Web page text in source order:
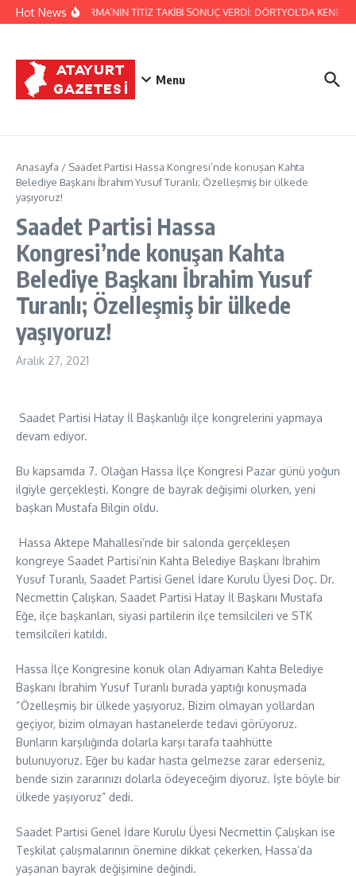
İçeriğe atla
Hot NewsJANDARMA’NIN TİTİZ TAKİBİ SONUÇ VERDİ: DÖRTYOL’DA
Menu
Anasayfa / Saadet Partisi Hassa Kongresi’nde konuşan Kahta
Belediye Başkanı İbrahim Yusuf Turanlı; Özelleşmiş bir ülkede
yaşıyoruz!
Saadet Partisi Hassa
Kongresi’nde konuşan Kahta
Belediye Başkanı İbrahim Yusuf
Turanlı; Özelleşmiş bir ülkede
yaşıyoruz!
Aralık 27, 2021
Saadet Partisi Hatay İl Başkanlığı ilçe kongrelerini yapmaya
devam ediyor.
Bu kapsamda 7. Olağan Hassa İlçe Kongresi Pazar günü yoğun
ilgiyle gerçekleşti. Kongre de bayrak değişimi olurken, yeni
başkan Mustafa Bilgin oldu.
Hassa Aktepe Mahallesi’nde bir salonda gerçekleşen
kongreye Saadet Partisi’nin Kahta Belediye Başkanı İbrahim
Yusuf Turanlı, Saadet Partisi Genel İdare Kurulu Üyesi Doç. Dr.
Necmettin Çalışkan, Saadet Partisi Hatay İl Başkanı Mustafa
Eğe, ilçe başkanları, siyasi partilerin ilçe temsilcileri ve STK
temsilcileri katıldı.
Hassa İlçe Kongresine konuk olan Adıyaman Kahta Belediye
Başkanı İbrahim Yusuf Turanlı burada yaptığı konuşmada
“Özelleşmiş bir ülkede yaşıyoruz. Bizim olmayan yollardan
geçiyor, bizim olmayan hastanelerde tedavi görüyoruz.
Bunların karşılığında dolarla karşı tarafa taahhütte
bulunuyoruz. Eğer bu kadar hasta gelmezse zarar ederseniz,
bende sizin zararınızı dolarla ödeyeceğim diyoruz. İşte böyle bir
ülkede yaşıyoruz” dedi.
Saadet Partisi Genel İdare Kurulu Üyesi Necmettin Çalışkan ise
Teşkilat çalışmalarının önemine dikkat çekerken, Hassa’da
yaşanan bayrak değişimine değindi.